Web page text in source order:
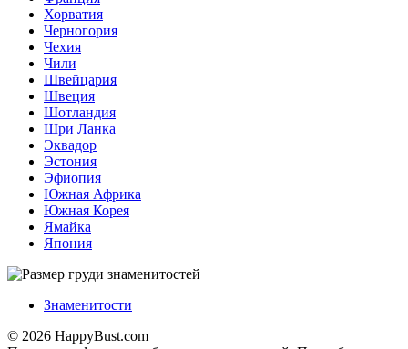
Хорватия
Черногория
Чехия
Чили
Швейцария
Швеция
Шотландия
Шри Ланка
Эквадор
Эстония
Эфиопия
Южная Африка
Южная Корея
Ямайка
Япония
Знаменитости
© 2026 HappyBust.com